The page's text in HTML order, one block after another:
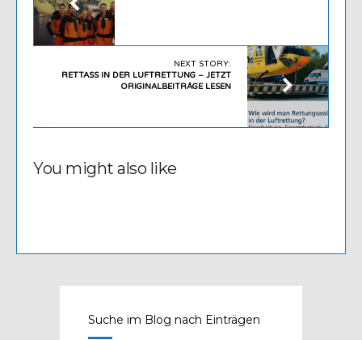
NEXT STORY:
RETTASS IN DER LUFTRETTUNG – JETZT
ORIGINALBEITRÄGE LESEN
You might also like
Suche im Blog nach Einträgen